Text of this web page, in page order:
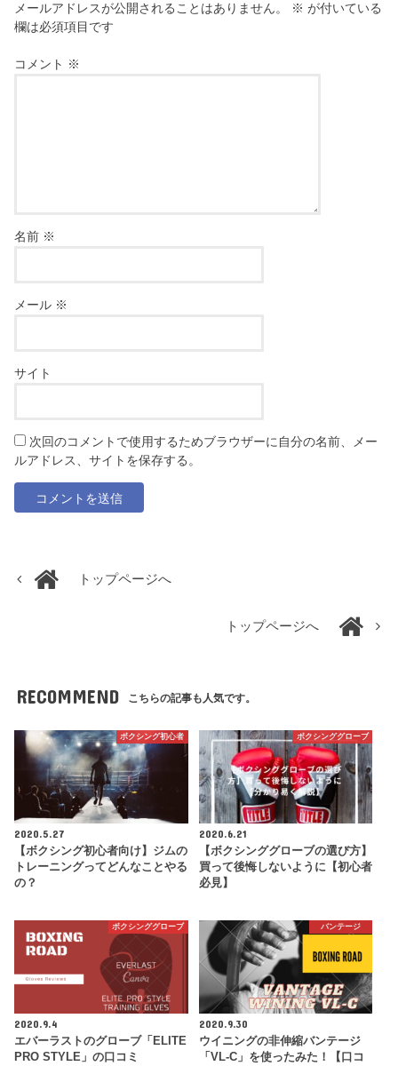
メールアドレスが公開されることはありません。 ※ が付いている
欄は必須項目です
コメント ※
名前 ※
メール ※
サイト
次回のコメントで使用するためブラウザーに自分の名前、メー
ルアドレス、サイトを保存する。
トップページへ
トップページへ
RECOMMEND こちらの記事も人気です。
ボクシング初心者
2020.5.27
【ボクシング初心者向け】ジムの
トレーニングってどんなことやる
の？
ボクシンググローブ
2020.6.21
【ボクシンググローブの選び方】
買って後悔しないように【初心者
必見】
ボクシンググローブ
2020.9.4
エバーラストのグローブ「ELITE
PRO STYLE」の口コミ
バンテージ
2020.9.30
ウイニングの非伸縮バンテージ
「VL-C」を使ったみた！【口コ